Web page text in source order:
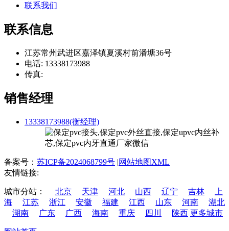
联系我们
联系信息
江苏常州武进区嘉泽镇夏溪村前潘塘36号
电话: 13338173988
传真:
销售经理
13338173988(衡经理)
备案号： 苏ICP备2024068799号 |网站地图XML
友情链接:
城市分站： 北京 天津 河北 山西 辽宁 吉林
上
海
江苏 浙江 安徽 福建 江西 山东 河南
湖北
湖南
广东 广西 海南 重庆 四川 陕西 更多城市